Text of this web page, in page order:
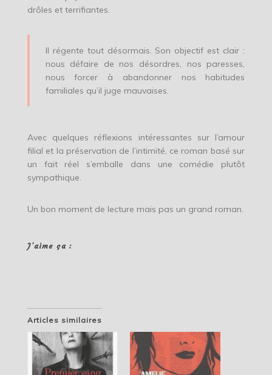
drôles et terrifiantes.
Il régente tout désormais. Son objectif est clair :
nous défaire de nos désordres, nos paresses,
nous forcer à abandonner nos habitudes
familiales qu’il juge mauvaises.
Avec quelques réflexions intéressantes sur l’amour
filial et la préservation de l’intimité, ce roman basé sur
un fait réel s’emballe dans une comédie plutôt
sympathique.
Un bon moment de lecture mais pas un grand roman.
J’aime ça :
Articles similaires